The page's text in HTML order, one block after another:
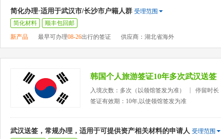
简化办理·适用于武汉市/长沙市户籍人群 受理范围
简化材料
顺丰包回邮
新产品
最早可办理08-26出行的签证 供应商：湖北省海外
韩国个人旅游签证10年多次武汉送签
入境次数：多次（以领馆签发为准）
停留时长
签证有效期：10年,以使领馆签发为准
武汉送签，常规办理，适用于可提供资产相关材料的申请人 受理范围